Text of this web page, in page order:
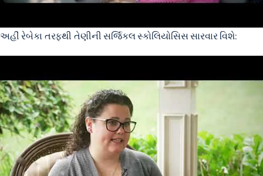
અહીં રેબેકા તરફથી તેણીની સર્જિકલ સ્કોલિયોસિસ સારવાર વિશે: